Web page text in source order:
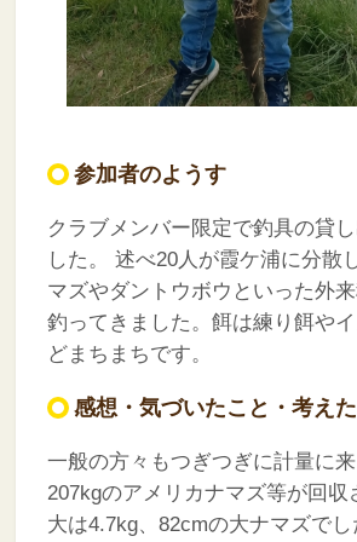
参加者のようす
クラブメンバー限定で釣具の貸
した。
述べ20人が霞ケ浦に分散
マズやダントウボウといった外
釣ってきました。餌は練り餌や
どまちまちです。
感想・気づいたこと・考え
一般の方々もつぎつぎに計量に
207kgのアメリカナマズ等が回収
大は4.7kg、82cmの大ナマズで